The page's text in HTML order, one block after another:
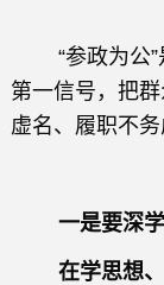
“参政为公”是
第一信号，把
虚名、履职不
一是要深
在学思想、